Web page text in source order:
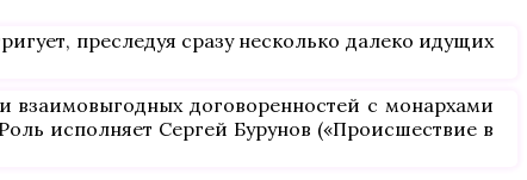
преследуя сразу несколько далеко идущих
взаимовыгодных договоренностей с монархами
исполняет Сергей Бурунов («Происшествие в